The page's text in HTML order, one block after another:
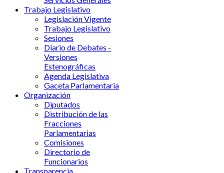
Trabajo Legislativo
Legislación Vigente
Trabajo Legislativo
Sesiones
Diario de Debates -
Versiones
Estenográficas
Agenda Legislativa
Gaceta Parlamentaria
Organización
Diputados
Distribución de las
Fracciones
Parlamentarias
Comisiones
Directorio de
Funcionarios
Transparencia